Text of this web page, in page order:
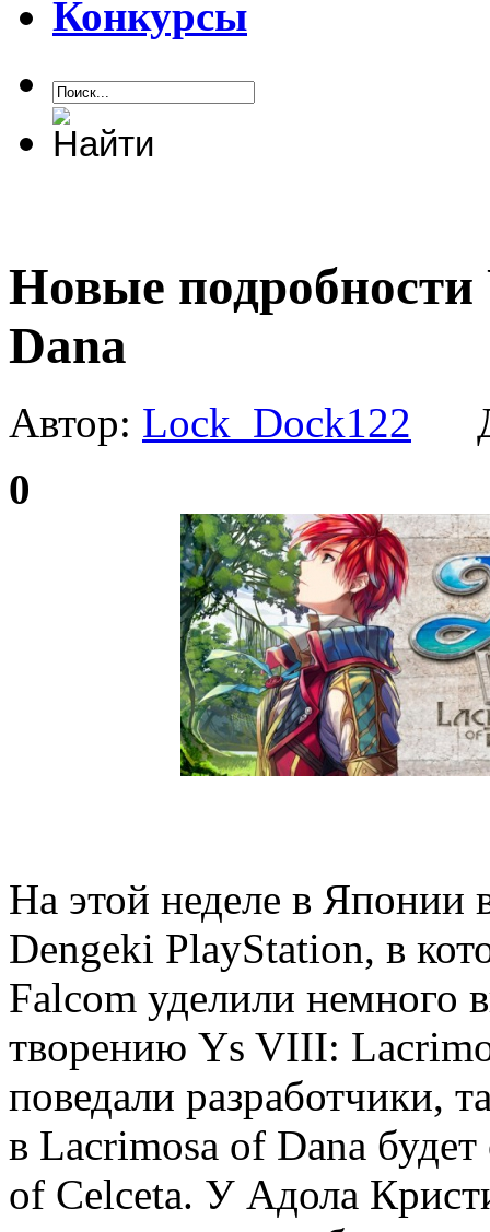
Конкурсы
Новые
Dana
Автор: Lock_Dock122
0
На этой неделе в
Dengeki PlayStation, в
Falcom уделили немного
творению Ys VIII:
поведали разработчики,
в Lacrimosa of Dana
of Celceta. У Адола